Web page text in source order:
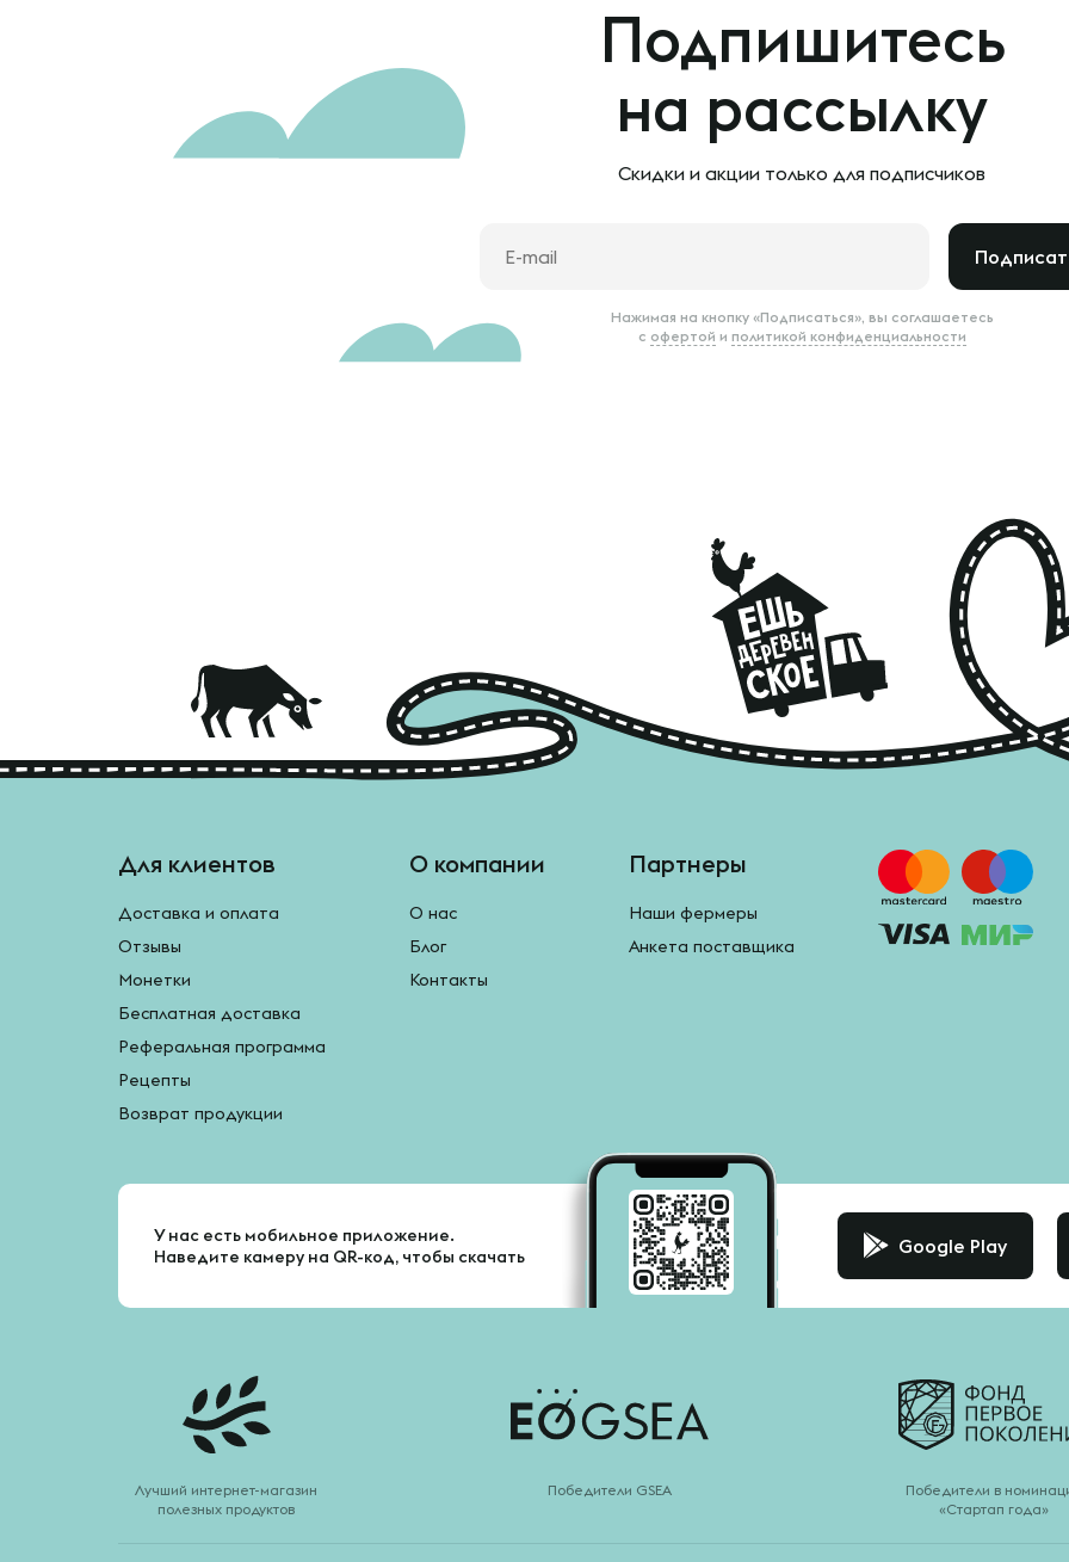
Подпишитесь
на рассылку
Скидки и акции только для подписчиков
Нажимая на кнопку «Подписаться», вы соглашаетесь
с офертой и политикой конфиденциальности
Для клиентов
Доставка и оплата
Отзывы
Монетки
Бесплатная доставка
Реферальная программа
Рецепты
Возврат продукции
О компании
О нас
Блог
Контакты
Партнеры
Наши фермеры
Анкета поставщика
У нас есть мобильное приложение.
Наведите камеру на QR-код, чтобы скачать
Google Play
Лучший интернет-магазин
полезных продуктов
Победители GSEA
Победители в
«Стартап года»